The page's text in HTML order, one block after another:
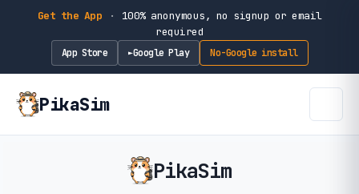
Get the App ·
100% anonymous, no signup or email
required
App Store ►Google Play No-Google install
PikaSim
PikaSim